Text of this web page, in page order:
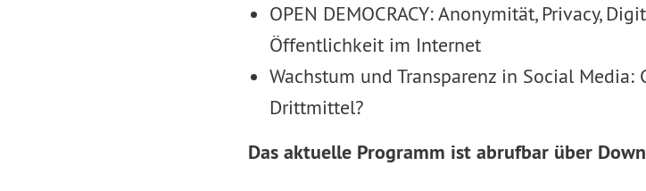
OPEN DEMOCRACY: Anonymität, Privacy,
Öffentlichkeit im Internet
Wachstum und Transparenz in Social Media:
Drittmittel?
Das aktuelle Programm ist abrufbar über